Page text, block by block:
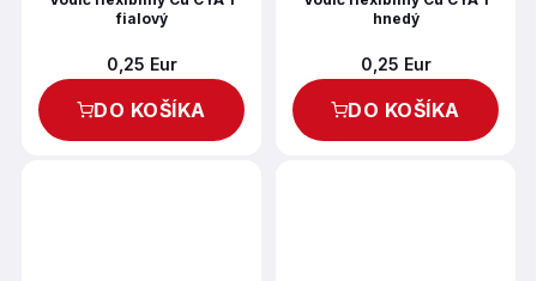
fialový
0,25 Eur
DO KOŠÍKA
hnedý
0,25 Eur
DO KOŠÍKA